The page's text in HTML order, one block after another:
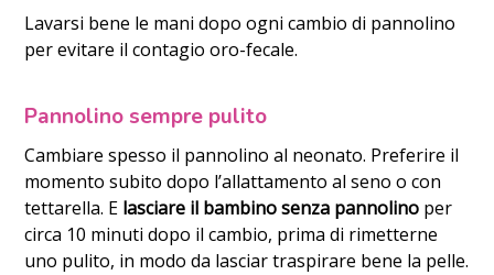
Lavarsi bene le mani dopo ogni cambio di pannolino
per evitare il contagio oro-fecale.
Pannolino sempre pulito
Cambiare spesso il pannolino al neonato. Preferire il
momento subito dopo l’allattamento al seno o con
tettarella. E lasciare il bambino senza pannolino per
circa 10 minuti dopo il cambio, prima di rimetterne
uno pulito, in modo da lasciar traspirare bene la pelle.